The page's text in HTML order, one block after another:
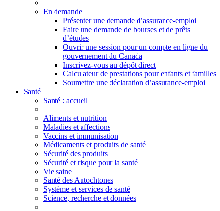
En demande
Présenter une demande d’assurance-emploi
Faire une demande de bourses et de prêts
d’études
Ouvrir une session pour un compte en ligne du
gouvernement du Canada
Inscrivez-vous au dépôt direct
Calculateur de prestations pour enfants et familles
Soumettre une déclaration d’assurance-emploi
Santé
Santé : accueil
Aliments et nutrition
Maladies et affections
Vaccins et immunisation
Médicaments et produits de santé
Sécurité des produits
Sécurité et risque pour la santé
Vie saine
Santé des Autochtones
Système et services de santé
Science, recherche et données